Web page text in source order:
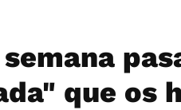
que os